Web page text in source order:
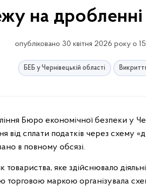
на дробленні
опубліковано 30 квітня 2026 року о
БЕБ у Чернівецькій області
Бюро економічної безпеки у
від сплати податків через схему
в повному обсязі.
яке здійснювало
торговою маркою організувала